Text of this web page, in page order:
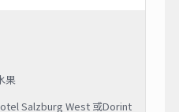
果
Salzburg West 或Dorint